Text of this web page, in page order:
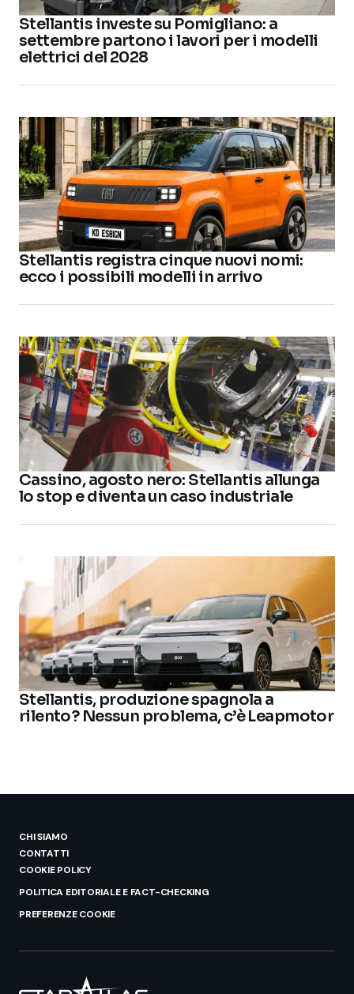
Stellantis investe su Pomigliano: a
settembre partono i lavori per i modelli
elettrici del 2028
Stellantis registra cinque nuovi nomi:
ecco i possibili modelli in arrivo
Cassino, agosto nero: Stellantis allunga
lo stop e diventa un caso industriale
Stellantis, produzione spagnola a
rilento? Nessun problema, c’è Leapmotor
CHI SIAMO
CONTATTI
COOKIE POLICY
POLITICA EDITORIALE E FACT-CHECKING
PREFERENZE COOKIE